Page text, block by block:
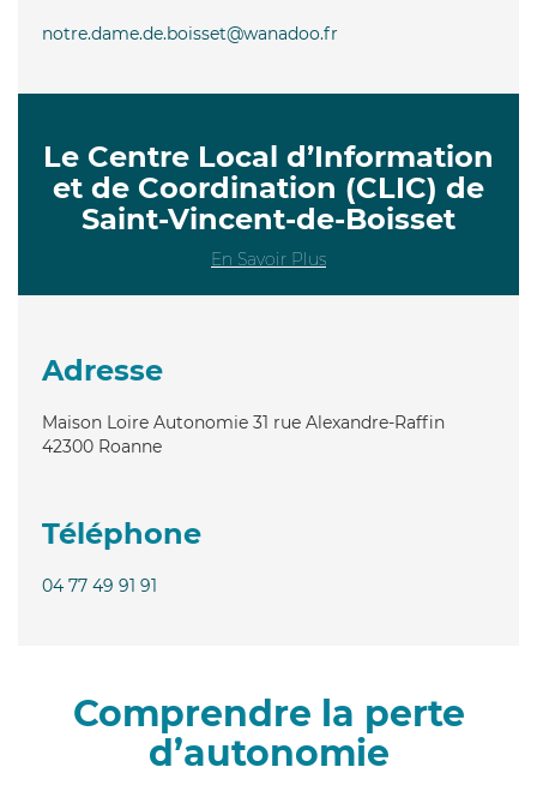
notre.dame.de.boisset@wanadoo.fr
Le Centre Local d’Information
et de Coordination (CLIC) de
Saint-Vincent-de-Boisset
En Savoir Plus
Adresse
Maison Loire Autonomie 31 rue Alexandre-Raffin
42300 Roanne
Téléphone
04 77 49 91 91
Comprendre la perte
d’autonomie